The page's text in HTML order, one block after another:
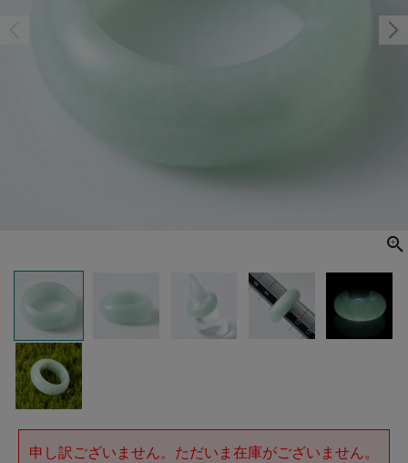
申し訳ございません。ただいま在庫がございません。